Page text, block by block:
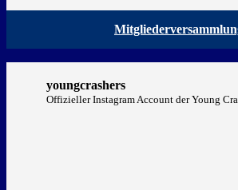
youngcrashers
Offizieller Instagram Account der Young